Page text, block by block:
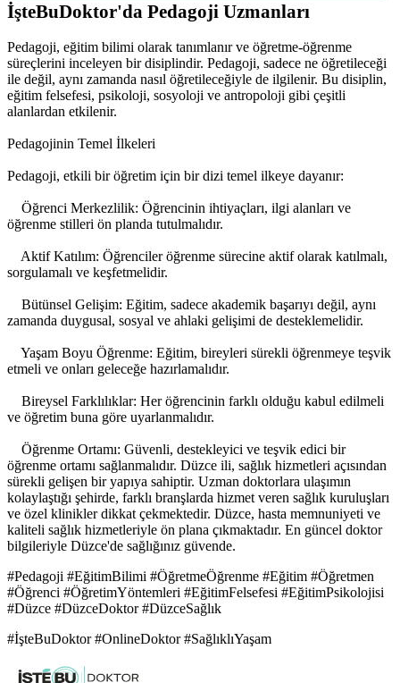
İşteBuDoktor'da Pedagoji Uzmanları
Pedagoji, eğitim bilimi olarak tanımlanır ve öğretme-öğrenme
süreçlerini inceleyen bir disiplindir. Pedagoji, sadece ne öğretileceği
ile değil, aynı zamanda nasıl öğretileceğiyle de ilgilenir. Bu disiplin,
eğitim felsefesi, psikoloji, sosyoloji ve antropoloji gibi çeşitli
alanlardan etkilenir.
Pedagojinin Temel İlkeleri
Pedagoji, etkili bir öğretim için bir dizi temel ilkeye dayanır:
Öğrenci Merkezlilik: Öğrencinin ihtiyaçları, ilgi alanları ve
öğrenme stilleri ön planda tutulmalıdır.
Aktif Katılım: Öğrenciler öğrenme sürecine aktif olarak katılmalı,
sorgulamalı ve keşfetmelidir.
Bütünsel Gelişim: Eğitim, sadece akademik başarıyı değil, aynı
zamanda duygusal, sosyal ve ahlaki gelişimi de desteklemelidir.
Yaşam Boyu Öğrenme: Eğitim, bireyleri sürekli öğrenmeye teşvik
etmeli ve onları geleceğe hazırlamalıdır.
Bireysel Farklılıklar: Her öğrencinin farklı olduğu kabul edilmeli
ve öğretim buna göre uyarlanmalıdır.
Öğrenme Ortamı: Güvenli, destekleyici ve teşvik edici bir
öğrenme ortamı sağlanmalıdır. Düzce ili, sağlık hizmetleri açısından
sürekli gelişen bir yapıya sahiptir. Uzman doktorlara ulaşımın
kolaylaştığı şehirde, farklı branşlarda hizmet veren sağlık kuruluşları
ve özel klinikler dikkat çekmektedir. Düzce, hasta memnuniyeti ve
kaliteli sağlık hizmetleriyle ön plana çıkmaktadır. En güncel doktor
bilgileriyle Düzce'de sağlığınız güvende.
#Pedagoji #EğitimBilimi #ÖğretmeÖğrenme #Eğitim #Öğretmen
#Öğrenci #ÖğretimYöntemleri #EğitimFelsefesi #EğitimPsikolojisi
#Düzce #DüzceDoktor #DüzceSağlık
#İşteBuDoktor #OnlineDoktor #SağlıklıYaşam